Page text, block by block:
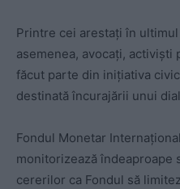
Printre cei arestați în
asemenea, avocați, activiști
făcut parte din inițiativa
destinată încurajării unui
Fondul Monetar
monitorizează îndeaproape
cererilor ca Fondul să